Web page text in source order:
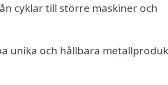
cyklar till större maskiner och
unika och hållbara